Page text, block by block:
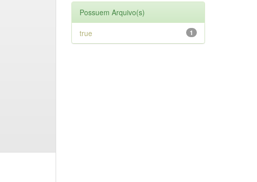
Possuem Arquivo(s)
1
true